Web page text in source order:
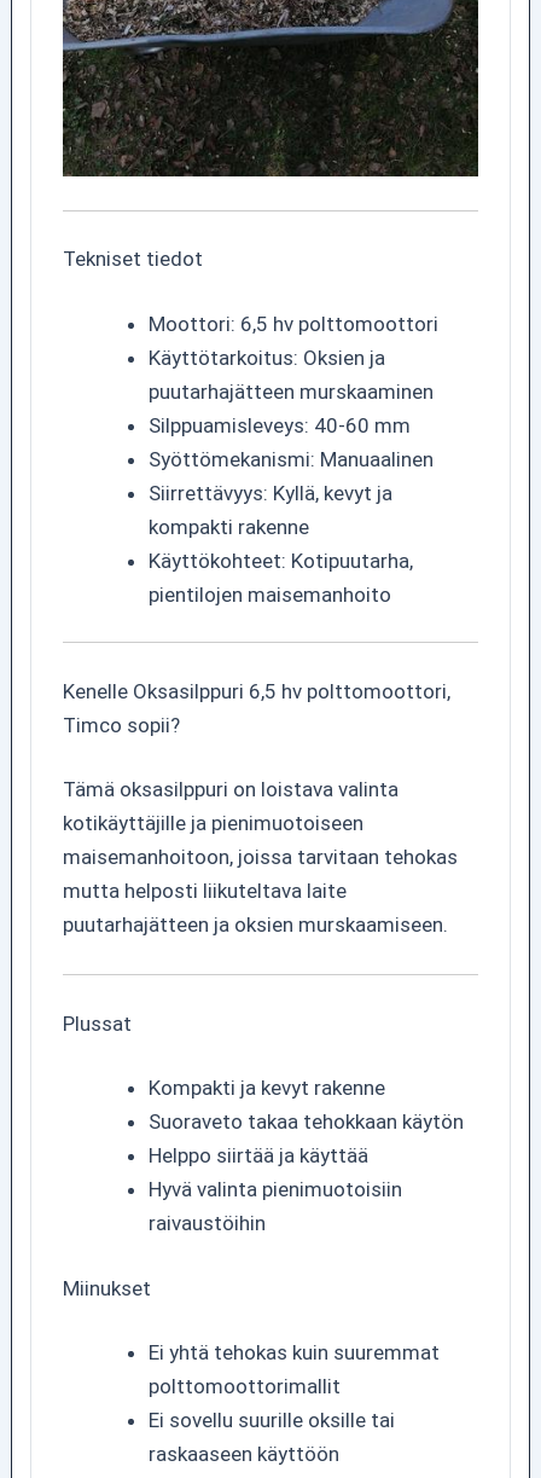
Tekniset tiedot
Moottori: 6,5 hv polttomoottori
Käyttötarkoitus: Oksien ja
puutarhajätteen murskaaminen
Silppuamisleveys: 40-60 mm
Syöttömekanismi: Manuaalinen
Siirrettävyys: Kyllä, kevyt ja
kompakti rakenne
Käyttökohteet: Kotipuutarha,
pientilojen maisemanhoito
Kenelle Oksasilppuri 6,5 hv polttomoottori,
Timco sopii?
Tämä oksasilppuri on loistava valinta
kotikäyttäjille ja pienimuotoiseen
maisemanhoitoon, joissa tarvitaan tehokas
mutta helposti liikuteltava laite
puutarhajätteen ja oksien murskaamiseen.
Plussat
Kompakti ja kevyt rakenne
Suoraveto takaa tehokkaan käytön
Helppo siirtää ja käyttää
Hyvä valinta pienimuotoisiin
raivaustöihin
Miinukset
Ei yhtä tehokas kuin suuremmat
polttomoottorimallit
Ei sovellu suurille oksille tai
raskaaseen käyttöön